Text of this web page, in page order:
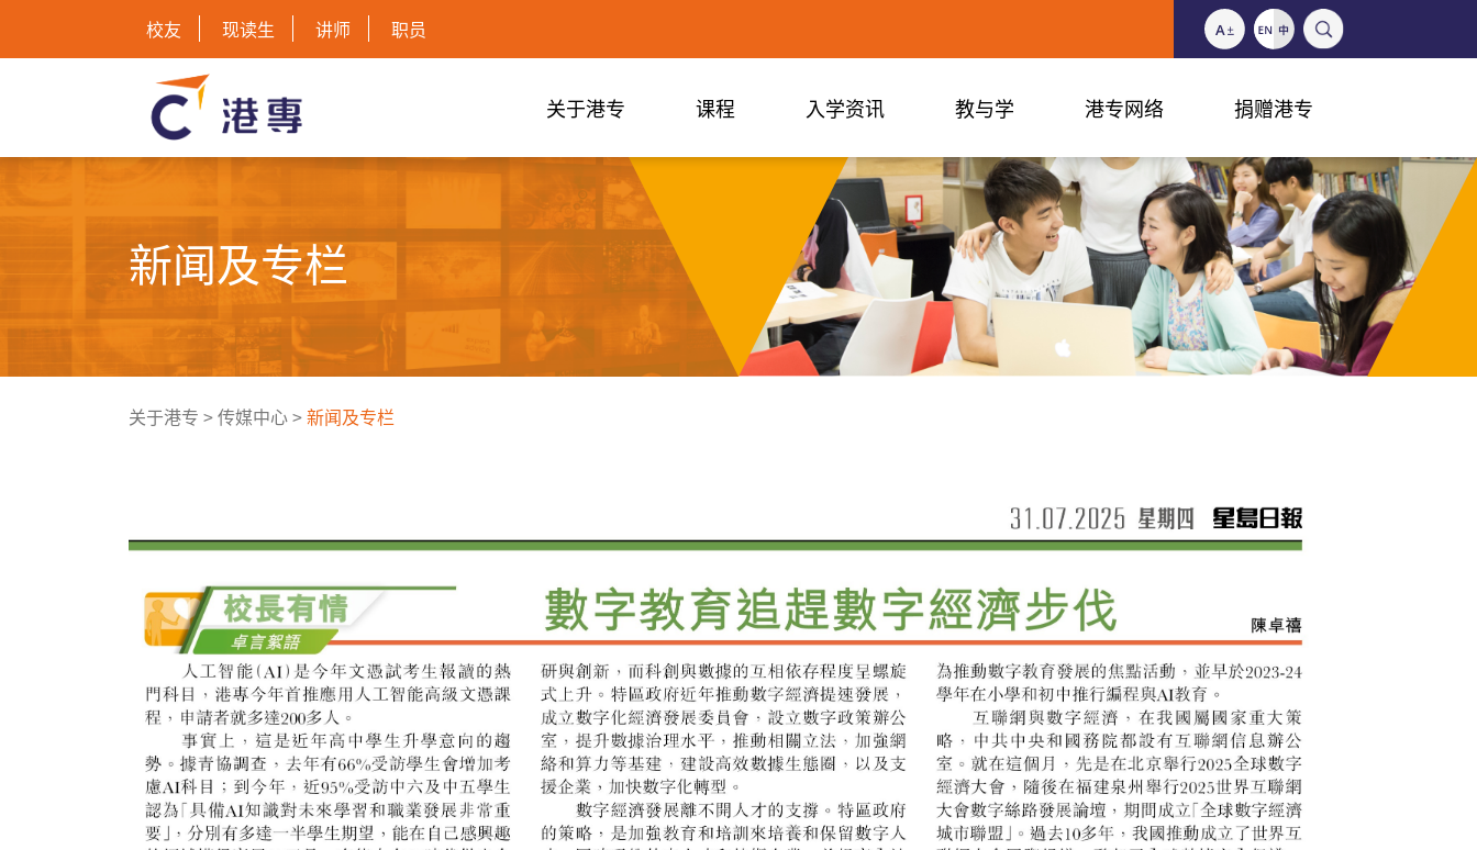
校友 现读生 讲师 职员
关于港专 课程 入学资讯 教与学 港专网络 捐赠港专
新闻及专栏
关于港专 >传媒中心>新闻及专栏